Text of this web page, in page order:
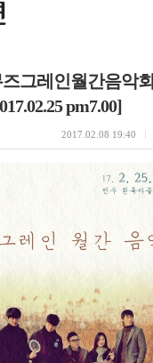
그레인월간음악회
pm7.00]
2017.02.08 19:40